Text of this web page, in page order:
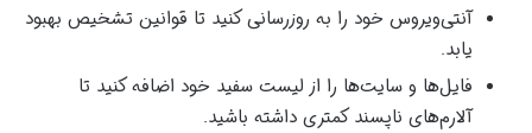
آنتی‌ویروس خود را به روزرسانی کنید تا قوانین تشخیص بهبود
یابد.
فایل‌ها و سایت‌ها را از لیست سفید خود اضافه کنید تا
آلارم‌های ناپسند کمتری داشته باشید.